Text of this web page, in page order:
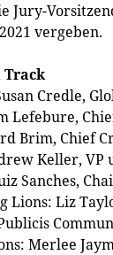
Jury-
vergeben.
Credle,
Lefebure,
Brim, Chief
Keller, VP
Sanches,
Lions: Liz
Merlee